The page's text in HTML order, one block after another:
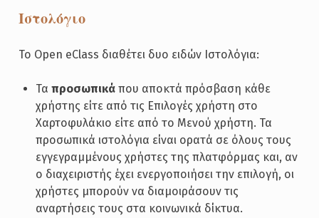
Ιστολόγιο
Το Open eClass διαθέτει δυο ειδών Ιστολόγια:
Τα προσωπικάπου αποκτά πρόσβαση κάθε
χρήστης είτε από τις Επιλογές χρήστη στο
Χαρτοφυλάκιο είτε από το Μενού χρήστη. Τα
προσωπικά ιστολόγια είναι ορατά σε όλους τους
εγγεγραμμένους χρήστες της πλατφόρμας και, αν
ο διαχειριστής έχει ενεργοποιήσει την επιλογή, οι
χρήστες μπορούν να διαμοιράσουν τις
αναρτήσεις τους στα κοινωνικά δίκτυα.